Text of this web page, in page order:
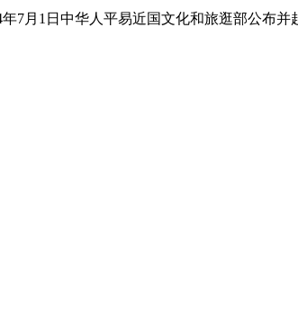
年7月1日中华人平易近国文化和旅逛部公布